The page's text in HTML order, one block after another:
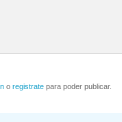
o registrate para poder publicar.